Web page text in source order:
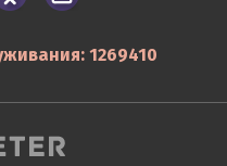
1269410